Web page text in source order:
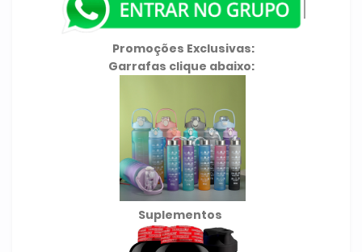
Promoções Exclusivas:
Garrafas clique abaixo:
Suplementos